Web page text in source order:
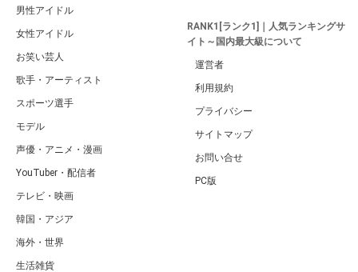
男性アイドル
女性アイドル
お笑い芸人
歌手・アーティスト
スポーツ選手
モデル
声優・アニメ・漫画
YouTuber・配信者
テレビ・映画
韓国・アジア
海外・世界
生活雑貨
RANK1[ランク1]｜人気ランキングサ
イト～国内最大級について
運営者
利用規約
プライバシー
サイトマップ
お問い合せ
PC版